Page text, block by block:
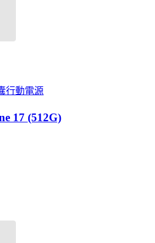
行動電源
17 (512G)